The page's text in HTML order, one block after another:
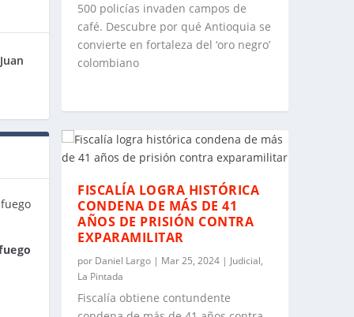
500 policías invaden campos de
café. Descubre por qué Antioquia se
convierte en fortaleza del ‘oro negro’
colombiano
FISCALÍA LOGRA HISTÓRICA
CONDENA DE MÁS DE 41
AÑOS DE PRISIÓN CONTRA
EXPARAMILITAR
por Daniel Largo | Mar 25, 2024 | Judicial,
La Pintada
Fiscalía obtiene contundente